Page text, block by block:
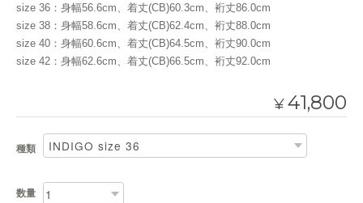
size 36：身幅56.6cm、着丈(CB)60.3cm、裄丈86.0cm
size 38：身幅58.6cm、着丈(CB)62.4cm、裄丈88.0cm
size 40：身幅60.6cm、着丈(CB)64.5cm、裄丈90.0cm
size 42：身幅62.6cm、着丈(CB)66.5cm、裄丈92.0cm
¥41,800
種類
数量